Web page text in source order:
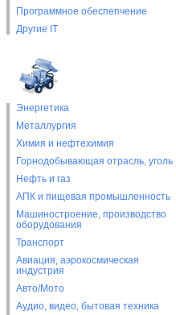
Программное обеспепчение
Другие IT
Энергетика
Металлургия
Химия и нефтехимия
Горнодобывающая отрасль, уголь
Нефть и газ
АПК и пищевая промышленность
Машиностроение, производство
оборудования
Транспорт
Авиация, аэрокосмическая
индустрия
Авто/Мото
Аудио, видео, бытовая техника